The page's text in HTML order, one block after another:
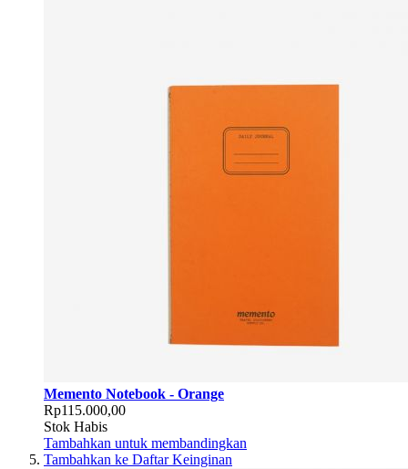
Memento Notebook - Orange
Rp115.000,00
Stok Habis
Tambahkan untuk membandingkan
Tambahkan ke Daftar Keinginan